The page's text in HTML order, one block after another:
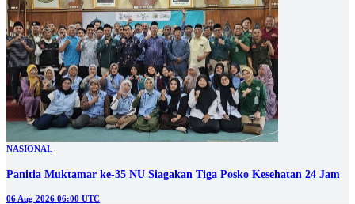
NASIONAL
Panitia Muktamar ke-35 NU Siagakan Tiga Posko Kesehatan 24 Jam
06 Aug 2026 06:00 UTC